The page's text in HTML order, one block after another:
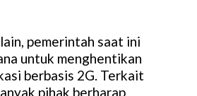
pemerintah saat ini
untuk menghentikan
berbasis 2G. Terkait
pihak berharap